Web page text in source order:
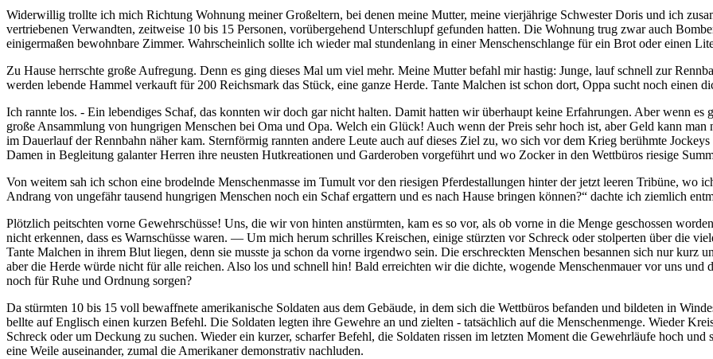
Widerwillig trollte ich mich Richtung Wohnung meiner Großeltern, bei denen meine Mutter, meine vierjährige Schwester Doris und ich
vertriebenen Verwandten, zeitweise 10 bis 15 Personen, vorübergehend Unterschlupf gefunden hatten. Die Wohnung trug zwar auch
einigermaßen bewohnbare Zimmer. Wahrscheinlich sollte ich wieder mal stundenlang in einer Menschenschlange für ein Brot oder einen
Zu Hause herrschte große Aufregung. Denn es ging dieses Mal um viel mehr. Meine Mutter befahl mir hastig: Junge, lauf schnell zur
werden lebende Hammel verkauft für 200 Reichsmark das Stück, eine ganze Herde. Tante Malchen ist schon dort, Oppa sucht noch einen
Ich rannte los. - Ein lebendiges Schaf, das konnten wir doch gar nicht halten. Damit hatten wir überhaupt keine Erfahrungen. Aber wenn es
große Ansammlung von hungrigen Menschen bei Oma und Opa. Welch ein Glück! Auch wenn der Preis sehr hoch ist, aber Geld kann
im Dauerlauf der Rennbahn näher kam. Sternförmig rannten andere Leute auch auf dieses Ziel zu, wo sich vor dem Krieg berühmte
Damen in Begleitung galanter Herren ihre neusten Hutkreationen und Garderoben vorgeführt und wo Zocker in den Wettbüros riesige
Von weitem sah ich schon eine brodelnde Menschenmasse im Tumult vor den riesigen Pferdestallungen hinter der jetzt leeren Tribüne, wo
Andrang von ungefähr tausend hungrigen Menschen noch ein Schaf ergattern und es nach Hause bringen können?
dachte ich ziemlich
Plötzlich peitschten vorne Gewehrschüsse! Uns, die wir von hinten anstürmten, kam es so vor, als ob vorne in die Menge geschossen
nicht erkennen, dass es Warnschüsse waren. — Um mich herum schrilles Kreischen, einige stürzten vor Schreck oder stolperten über die
Tante Malchen in ihrem Blut liegen, denn sie musste ja schon da vorne irgendwo sein. Die erschreckten Menschen besannen sich nur kurz
aber die Herde würde nicht für alle reichen. Also los und schnell hin! Bald erreichten wir die dichte, wogende Menschenmauer vor uns
noch für Ruhe und Ordnung sorgen?
Da stürmten 10 bis 15 voll bewaffnete amerikanische Soldaten aus dem Gebäude, in dem sich die Wettbüros befanden und bildeten in
bellte auf Englisch einen kurzen Befehl. Die Soldaten legten ihre Gewehre an und zielten - tatsächlich auf die Menschenmenge. Wieder
Schreck oder um Deckung zu suchen. Wieder ein kurzer, scharfer Befehl, die Soldaten rissen im letzten Moment die Gewehrläufe hoch
eine Weile auseinander, zumal die Amerikaner demonstrativ nachluden.